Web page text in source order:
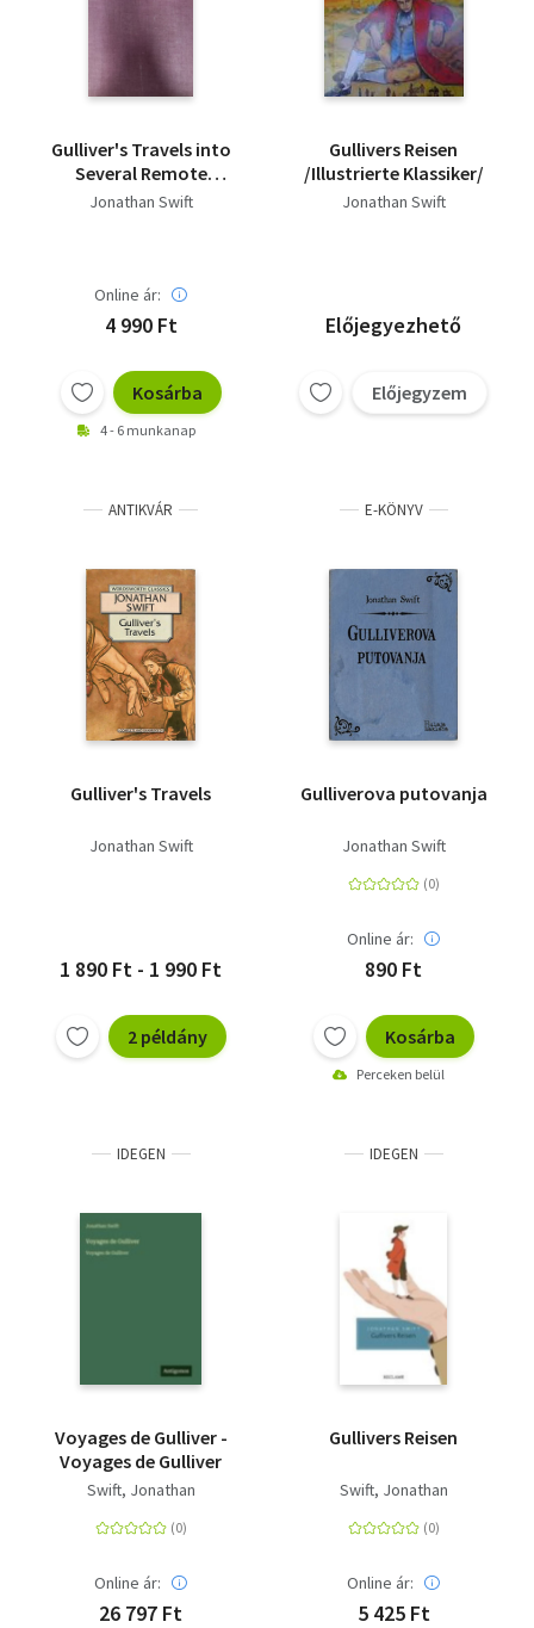
Gulliver's Travels into
Several Remote
Nations of the World
Jonathan Swift
Online ár:
4 990 Ft
Kosárba
4 - 6 munkanap
Gullivers Reisen
/Illustrierte Klassiker/
Jonathan Swift
Előjegyezhető
Előjegyzem
ANTIKVÁR
Gulliver's Travels
Jonathan Swift
1 890 Ft - 1 990 Ft
2 példány
E-KÖNYV
Gulliverova putovanja
Jonathan Swift
Online ár:
890 Ft
Kosárba
Perceken belül
IDEGEN
Voyages de Gulliver -
Voyages de Gulliver
Swift, Jonathan
Online ár:
26 797 Ft
IDEGEN
Gullivers Reisen
Swift, Jonathan
Online ár:
5 425 Ft